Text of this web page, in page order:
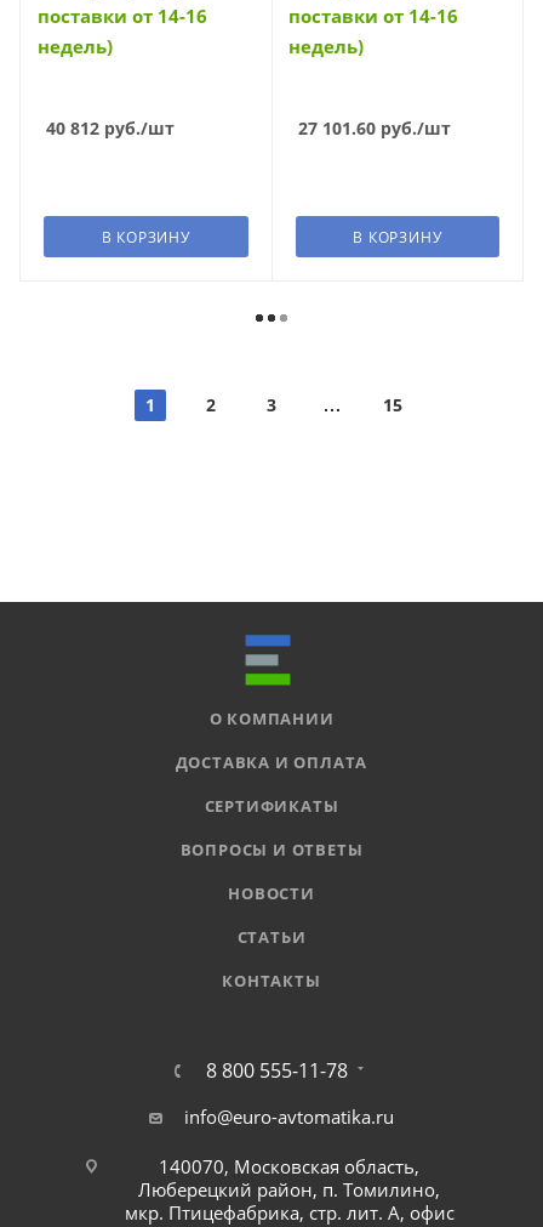
поставки от 14-16
недель)
40 812 руб./шт
В КОРЗИНУ
поставки от 14-16
недель)
27 101.60руб./шт
В КОРЗИНУ
1 2 3 15
О КОМПАНИИ
ДОСТАВКА И ОПЛАТА
СЕРТИФИКАТЫ
ВОПРОСЫ И ОТВЕТЫ
НОВОСТИ
СТАТЬИ
КОНТАКТЫ
8 800 555-11-78
info@euro-avtomatika.ru
140070, Московская область,
Люберецкий район, п. Томилино,
мкр. Птицефабрика, стр. лит. А, офис